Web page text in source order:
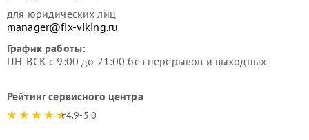
для юридических лиц
manager@fix-viking.ru
График работы:
ПН-ВСК с 9:00 до 21:00 без перерывов и выходных
Рейтинг сервисного центра
4.9-5.0